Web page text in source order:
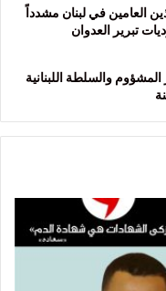
العامين في لبنان مشدداً
تبرير العدوان
“اتفاق الاطار” نسخة عن 17 أيار المشؤوم والسلطة اللبنانية